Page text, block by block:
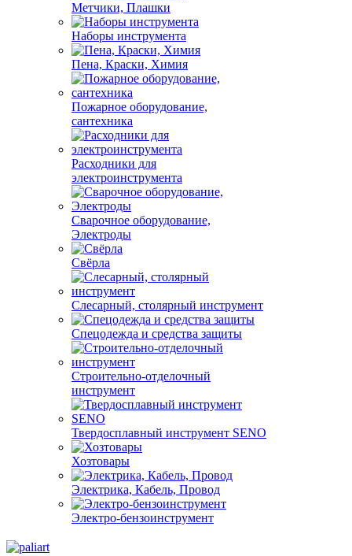
Метчики, Плашки
Наборы инструмента
Пена, Краски, Химия
Пожарное оборудование,
сантехника
Расходники для
электроинструмента
Сварочное оборудование,
Электроды
Свёрла
Слесарный, столярный инструмент
Спецодежда и средства защиты
Строительно-отделочный
инструмент
Твердосплавный инструмент SENO
Хозтовары
Электрика, Кабель, Провод
Электро-бензоинструмент